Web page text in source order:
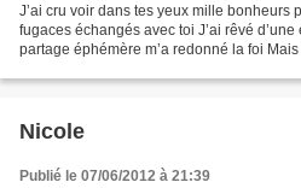
de poésies en 2010 (L’Evidence - éditions PREtexte). Certains de mes textes
ont également l’objet de publications
collectifs des éditions « Épingle à nourrice
J’ai cru voir dans tes yeux mille bonheurs
fugaces échangés avec toi J’ai rêvé
partage éphémère m’a redonné la foi
Nicole
Publié le 07/06/2012 à 21:39